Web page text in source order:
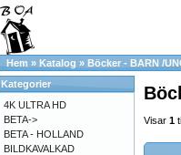
Hem » Katalog » Böcker - BARN /
Visar 1
Kategorier
4K ULTRA HD
BETA->
BETA - HOLLAND
BILDKAVALKAD